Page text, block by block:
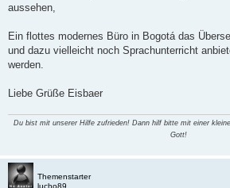
aussehen,
Ein flottes modernes Büro in Bogotá das
und dazu vielleicht noch Sprachunterricht
werden.
Liebe Grüße Eisbaer
Du bist mit unserer Hilfe zufrieden! Dann hilf bitte mit einer
Gott!
Themenstarter